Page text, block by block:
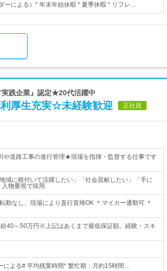
ーによる）* 年末年始休暇 * 夏季休暇 * リフレ…
践企業』認定★20代活躍中
厚生充実☆未経験歓迎 正社員
や道路工事の進行管理★現場を指揮・監督する仕事です
域に根付いて活躍したい」「社会貢献したい」「手に
物重視で採用
なし、現場により直行直帰OK ＊マイカー通勤可 ＊
～50万円※上記はあくまで最低保証額。経験・スキ
よる# 平均残業時間* 繁忙期：月約15時間…